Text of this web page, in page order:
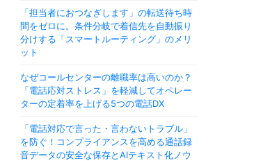
「担当者におつなぎします」の転送待ち時
間をゼロに。条件分岐で着信先を自動振り
分けする「スマートルーティング」のメリ
ット
なぜコールセンターの離職率は高いのか？
「電話応対ストレス」を軽減してオペレー
ターの定着率を上げる5つの電話DX
「電話対応で言った・言わないトラブル」
を防ぐ！コンプライアンスを高める通話録
音データの安全な保存とAIテキスト化ノウ